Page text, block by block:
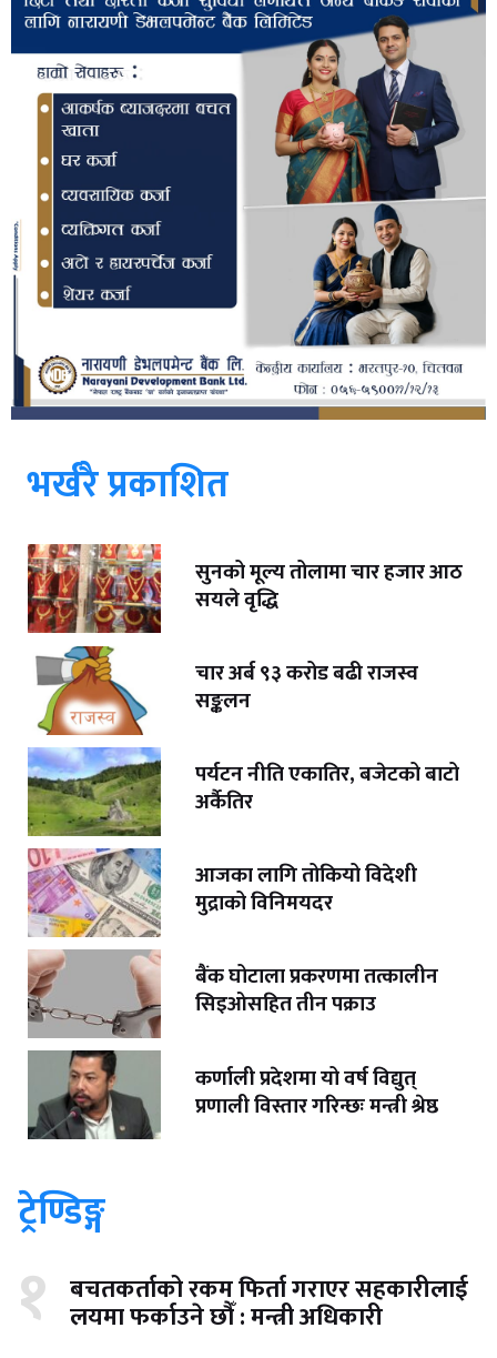
भर्खरै प्रकाशित
सुनको मूल्य तोलामा चार हजार आठ
सयले वृद्धि
चार अर्ब ९३ करोड बढी राजस्व
सङ्कलन
पर्यटन नीति एकातिर, बजेटको बाटो
अर्कैतिर
आजका लागि तोकियो विदेशी
मुद्राको विनिमयदर
बैंक घोटाला प्रकरणमा तत्कालीन
सिइओसहित तीन पक्राउ
कर्णाली प्रदेशमा यो वर्ष विद्युत्
प्रणाली विस्तार गरिन्छः मन्त्री श्रेष्ठ
ट्रेण्डिङ्ग
१ बचतकर्ताको रकम फिर्ता गराएर सहकारीलाई
लयमा फर्काउने छौँ : मन्त्री अधिकारी